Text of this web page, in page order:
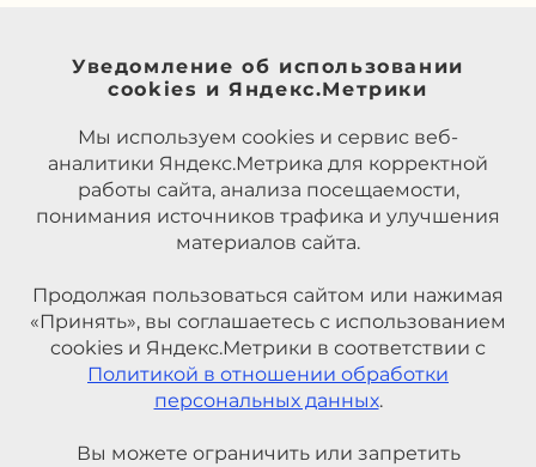
Уведомление об использовании
cookies и Яндекс.Метрики
Мы используем cookies и сервис веб-
аналитики Яндекс.Метрика для корректной
работы сайта, анализа посещаемости,
понимания источников трафика и улучшения
материалов сайта.
Продолжая пользоваться сайтом или нажимая
«Принять», вы соглашаетесь с использованием
cookies и Яндекс.Метрики в соответствии с
Политикой в отношении обработки
персональных данных.
Вы можете ограничить или запретить